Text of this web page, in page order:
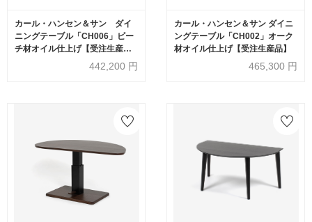
カール・ハンセン＆サン ダイ
ニングテーブル「CH006」ビー
チ材オイル仕上げ【受注生産
442,200 円
カール・ハンセン＆サン ダイニ
ングテーブル「CH002」オーク
材オイル仕上げ【受注生産品】
465,300 円